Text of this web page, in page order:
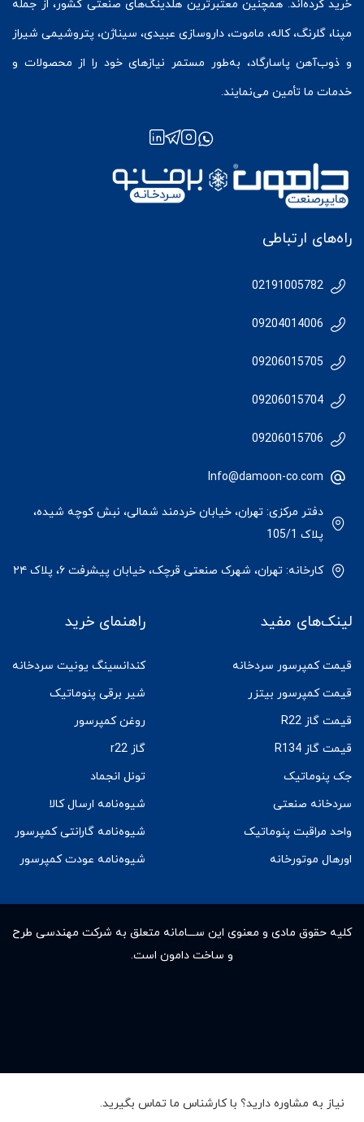
خرید کرده‌اند. همچنین معتبرترین هلدینگ‌های صنعتی کشور، از جمله
مپنا، گلرنگ، کاله، ماموت، داروسازی عبیدی، سیناژن، پتروشیمی شیراز
و ذوب‌آهن پاسارگاد، به‌طور مستمر نیازهای خود را از محصولات و
خدمات ما تأمین می‌نمایند.
راه‌های ارتباطی
02191005782
09204014006
09206015705
09206015704
09206015706
Info@damoon-co.com
دفتر مرکزی: تهران، خیابان خردمند شمالی، نبش کوچه شیده،
پلاک 105/1
کارخانه: تهران، شهرک صنعتی قرچک، خیابان پیشرفت ۶، پلاک ۲۴
لینک‌های مفید
قیمت کمپرسور سردخانه
قیمت کمپرسور بیتزر
قیمت گاز R22
قیمت گاز R134
جک پنوماتیک
سردخانه صنعتی
واحد مراقبت پنوماتیک
اورهال موتورخانه
راهنمای خرید
کندانسینگ یونیت سردخانه
شیر برقی پنوماتیک
روغن کمپرسور
گاز r22
تونل انجماد
شیوه‌نامه ارسال کالا
شیوه‌نامه گارانتی کمپرسور
شیوه‌نامه عودت کمپرسور
کلیه حقوق مادى و معنوى این ســـامانه متعلق به شرکت مهندسی طرح
و ساخت دامون است.
نیاز به مشاوره دارید؟ با کارشناس ما تماس بگیرید.